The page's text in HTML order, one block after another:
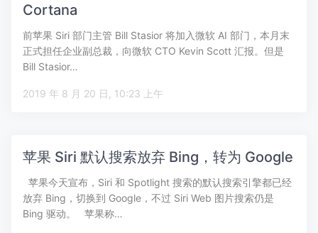
Cortana
前苹果 Siri 部门主管 Bill Stasior 将加入微软 AI 部门，本月末
正式担任企业副总裁，向微软 CTO Kevin Scott 汇报。但是
Bill Stasior…
2019 年 8 月 20 日, 10:23 上午
苹果 Siri 默认搜索放弃 Bing，转为 Google
苹果今天宣布，Siri 和 Spotlight 搜索的默认搜索引擎都已经
放弃 Bing，切换到 Google，不过 Siri Web 图片搜索仍是
Bing 驱动。 苹果称…